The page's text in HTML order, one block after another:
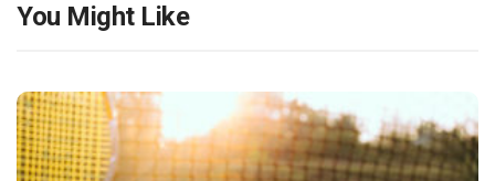
You Might Like